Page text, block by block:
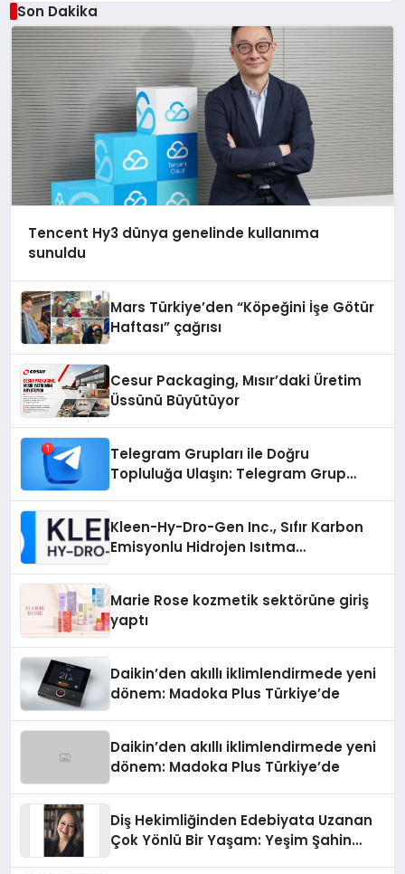
Son Dakika
Tencent Hy3 dünya genelinde kullanıma
sunuldu
Mars Türkiye’den “Köpeğini İşe Götür
Haftası” çağrısı
Cesur Packaging, Mısır’daki Üretim
Üssünü Büyütüyor
Telegram Grupları ile Doğru
Topluluğa Ulaşın: Telegram Grup
Kleen-Hy-Dro-Gen Inc., Sıfır Karbon
Emisyonlu Hidrojen Isıtma
Marie Rose kozmetik sektörüne giriş
yaptı
Daikin’den akıllı iklimlendirmede yeni
dönem: Madoka Plus Türkiye’de
Daikin’den akıllı iklimlendirmede yeni
dönem: Madoka Plus Türkiye’de
Diş Hekimliğinden Edebiyata Uzanan
Çok Yönlü Bir Yaşam: Yeşim Şahin